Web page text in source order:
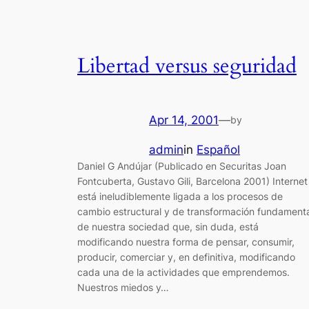
Libertad versus seguridad
Apr 14, 2001—by
adminin Español
Daniel G Andújar (Publicado en Securitas Joan
Fontcuberta, Gustavo Gili, Barcelona 2001) Internet
está ineludiblemente ligada a los procesos de
cambio estructural y de transformación
de nuestra sociedad que, sin duda, está
modificando nuestra forma de pensar, consumir,
producir, comerciar y, en definitiva, modificando
cada una de la actividades que emprendemos.
Nuestros miedos y…